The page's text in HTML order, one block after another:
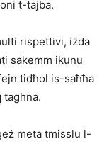
t-tajba.
rispettivi, iżda
sakemm ikunu
tidħol is-saħħa
tagħna.
meta tmisslu l-